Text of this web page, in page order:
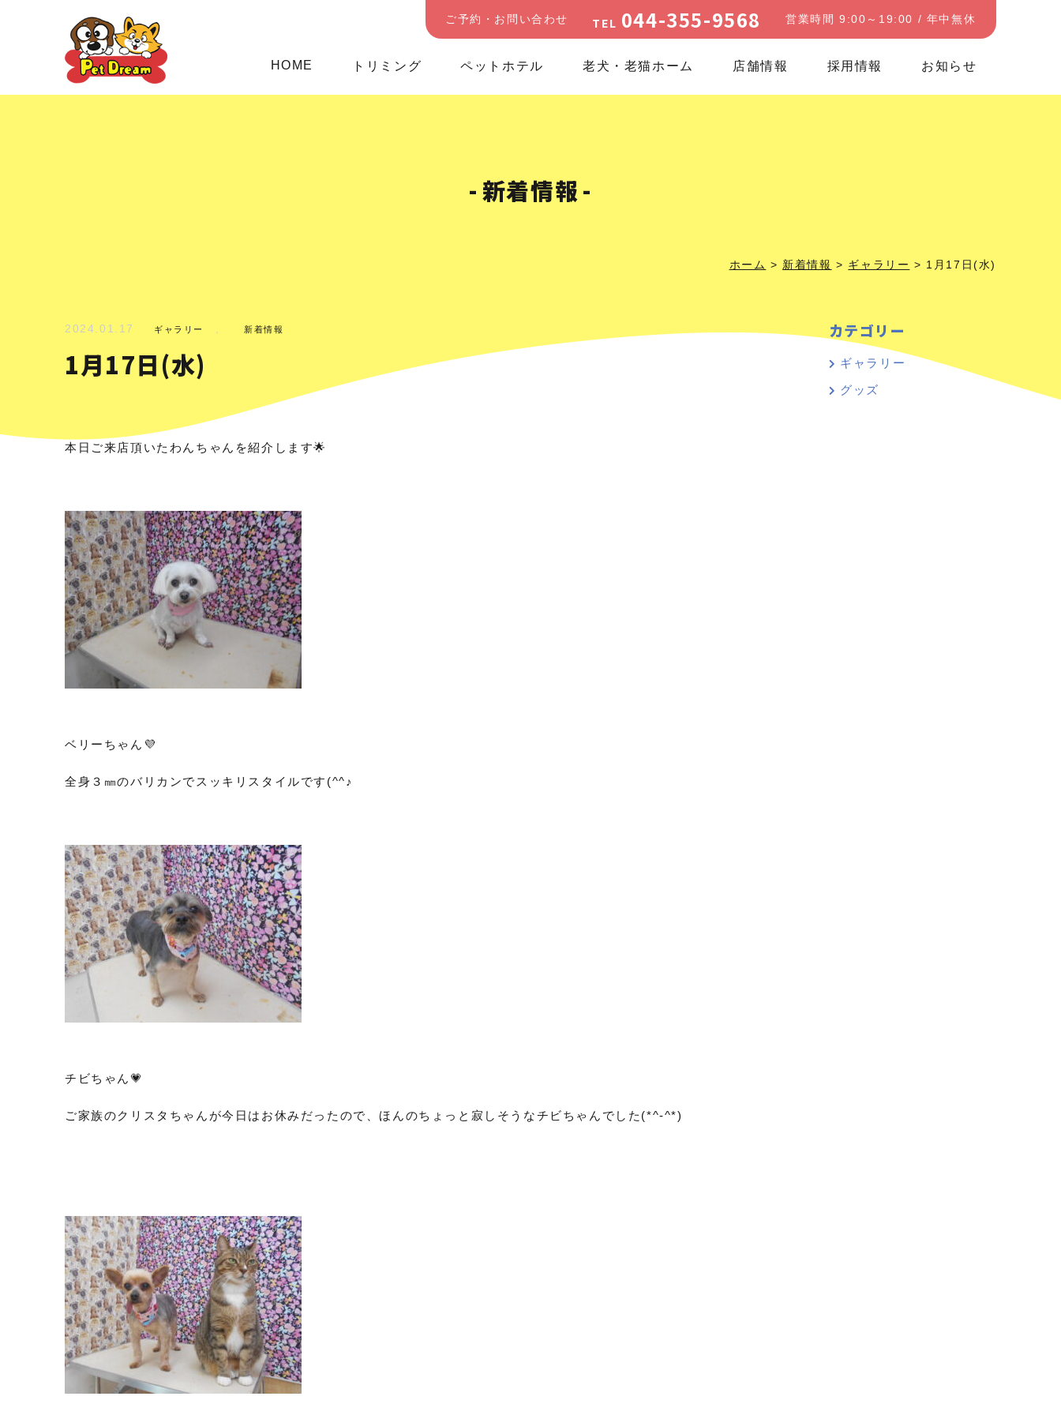
ご予約・お問い合わせ TEL 044-355-9568 営業時間 9:00～19:00 / 年中無休
HOME トリミング ペットホテル 老犬・老猫ホーム 店舗情報 採用情報 お知らせ
新着情報
ホーム > 新着情報 > ギャラリー > 1月17日(水)
2024.01.17 ギャラリー , 新着情報
1月17日(水)
本日ご来店頂いたわんちゃんを紹介します🌟
ベリーちゃん💜
全身３㎜のバリカンでスッキリスタイルです(^^♪
チビちゃん💗
ご家族のクリスタちゃんが今日はお休みだったので、ほんのちょっと寂しそうなチビちゃんでした(*^-^*)
カテゴリー
ギャラリー
グッズ